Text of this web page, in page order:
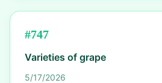
#747
Varieties of grape
5/17/2026